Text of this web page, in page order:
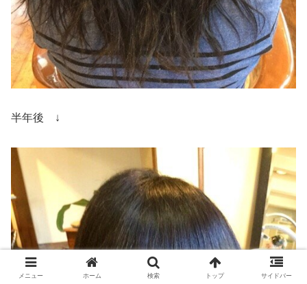
半年後 ↓
メニュー ホーム 検索 トップ サイドバー